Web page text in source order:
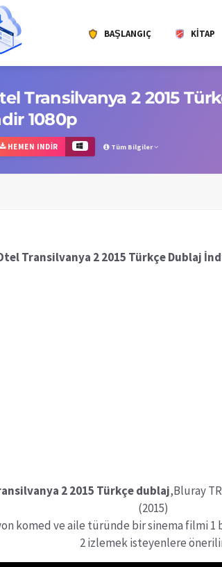
BAŞLANGIÇ KITAP
Transilvanya 2 2015
1080p
HEMEN INDIR Tüm Bilgiler
Transilvanya 2 2015 Türkçe Dublaj
2 2015 Türkçe dublaj,Bluray
(2015)
komed ve aile türünde bir sinema filmi
2 izlemek isteyenlere